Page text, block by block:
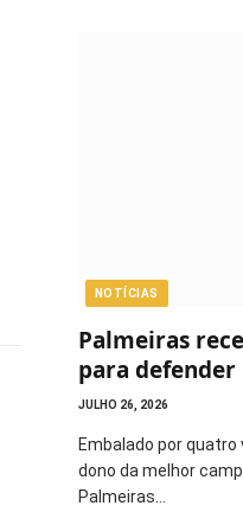
NOTÍCIAS
Palmeiras
para
do Brasileirão
JULHO 26, 2026
Embalado por
dono da melhor
Palmeiras…